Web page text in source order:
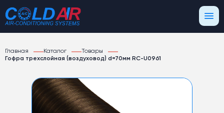
Главная Каталог
Товары
Гофра трехслойная (воздуховод) d=70мм RC-U0961